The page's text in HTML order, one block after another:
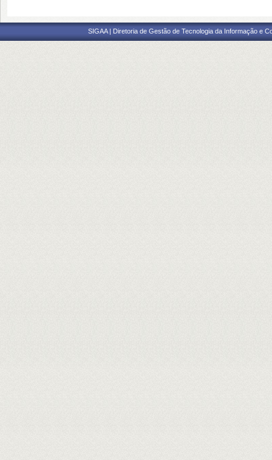
SIGAA | Diretoria de Gestão de Tecnologia da Informação e